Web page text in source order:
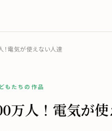
電気が使えない人達
たちの作品
万人！電気が